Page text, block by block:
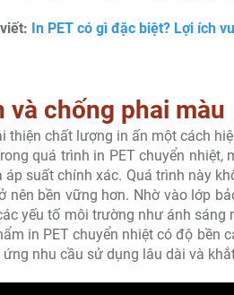
In PET có gì đặc biệt? Lợi ích
chống phai màu
thiện chất lượng in ấn một cách
quá trình in PET chuyển
suất chính xác. Quá trình này
nên bền vững hơn. Nhờ vào lớp
yếu tố môi trường như ánh
in PET chuyển nhiệt có độ bền
nhu cầu sử dụng lâu dài và